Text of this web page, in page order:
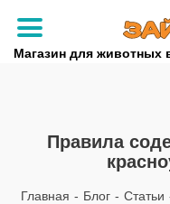
Магазин для животных
Правила
Главная - Блог - Статьи